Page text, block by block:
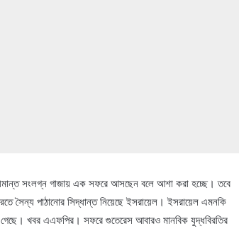
সংলগ্ন গাজায় এক সফরে আসছেন বলে আশা করা হচ্ছে। তবে
সৈন্য পাঠানোর সিদ্ধান্ত নিয়েছে ইসরায়েল। ইসরায়েল এমনকি
গেছে। খবর এএফপির। সফরে গুতেরেস আবারও মানবিক যুদ্ধবিরতির